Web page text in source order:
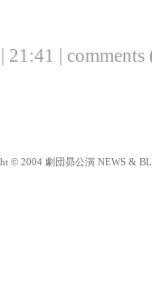
| 21:41 |
© 2004 劇団昴公演 NEWS &